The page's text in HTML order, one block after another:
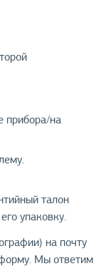
прибора/на
талон
упаковку.
на почту
Мы ответим